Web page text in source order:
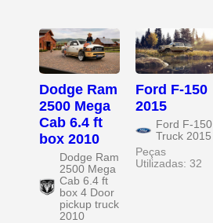
Dodge Ram
2500 Mega
Cab 6.4 ft
box 2010
Dodge Ram
2500 Mega
Cab 6.4 ft
box 4 Door
pickup truck
2010
Ford F-150
2015
Ford F-150
Truck 2015
Peças
Utilizadas: 32